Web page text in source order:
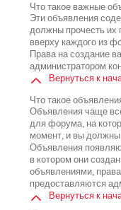
Что такое важные
Эти объявления
должны прочесть их
вверху каждого из
Права на создание
администратором
Вернуться к
Что такое
Объявления чаще
для форума, на
момент, и вы должны
Объявления
в котором они
объявлениями,
предоставляются
Вернуться к